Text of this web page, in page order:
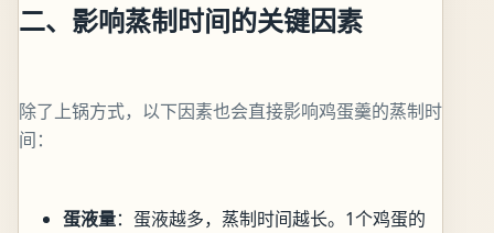
二、影响蒸制时间的关键因素
除了上锅方式，以下因素也会直接影响鸡蛋羹的蒸制时
间：
蛋液量：蛋液越多，蒸制时间越长。1个鸡蛋的